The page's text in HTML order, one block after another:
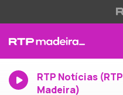
RTP Notícias (RTP
Madeira)